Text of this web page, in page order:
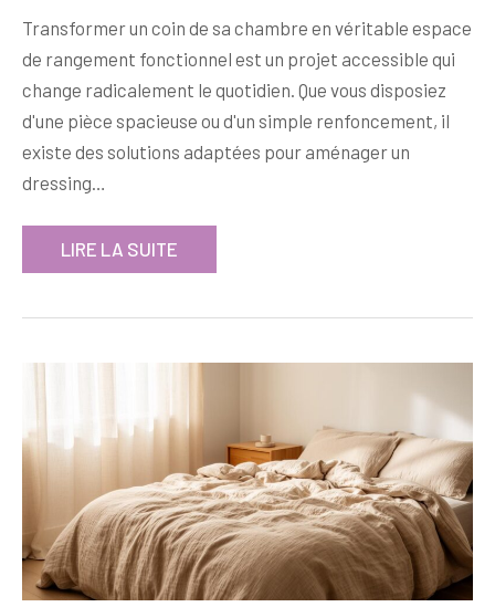
Transformer un coin de sa chambre en véritable espace
de rangement fonctionnel est un projet accessible qui
change radicalement le quotidien. Que vous disposiez
d'une pièce spacieuse ou d'un simple renfoncement, il
existe des solutions adaptées pour aménager un
dressing…
LIRE LA SUITE